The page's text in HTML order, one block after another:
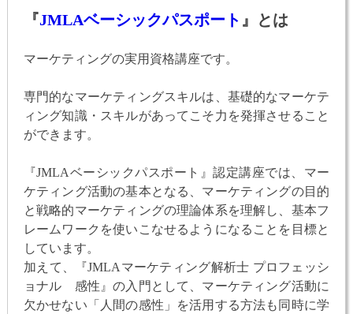
『JMLAベーシックパスポート 』とは
マーケティングの実用資格講座です。
専門的なマーケティングスキルは、基礎的なマーケテ
ィング知識・スキルがあってこそ力を発揮させること
ができます。
『JMLAベーシックパスポート』認定講座では、マー
ケティング活動の基本となる、マーケティングの目的
と戦略的マーケティングの理論体系を理解し、基本フ
レームワークを使いこなせるようになることを目標と
しています。
加えて、『JMLAマーケティング解析士 プロフェッシ
ョナル 感性』の入門として、マーケティング活動に
欠かせない「人間の感性」を活用する方法も同時に学